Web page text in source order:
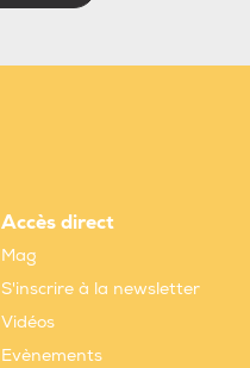
Accès direct
Mag
S'inscrire à la newsletter
Vidéos
Evènements